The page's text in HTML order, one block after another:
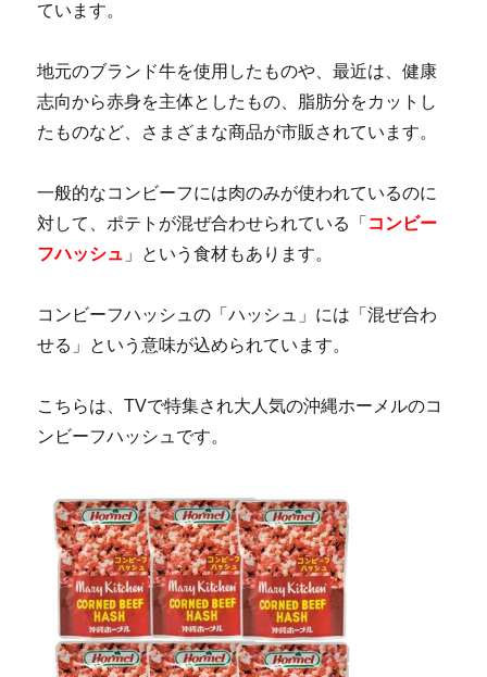
ています。
地元のブランド牛を使用したものや、最近は、健康
志向から赤身を主体としたもの、脂肪分をカットし
たものなど、さまざまな商品が市販されています。
一般的なコンビーフには肉のみが使われているのに
対して、ポテトが混ぜ合わせられている「 コンビー
フハッシュ 」という食材もあります。
コンビーフハッシュの「ハッシュ」には「混ぜ合わ
せる」という意味が込められています。
こちらは、TVで特集され大人気の沖縄ホーメルのコ
ンビーフハッシュです。